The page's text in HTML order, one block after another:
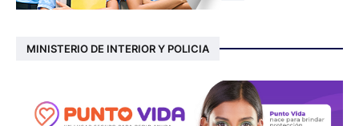
MINISTERIO DE INTERIOR Y POLICIA